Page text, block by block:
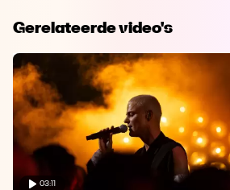
Gerelateerde video's
03:11